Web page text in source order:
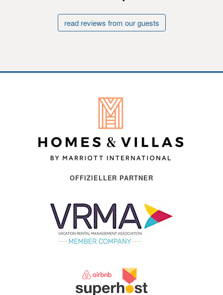
read reviews from our guests
OFFIZIELLER PARTNER